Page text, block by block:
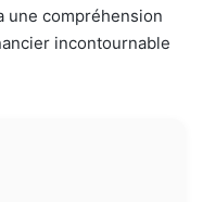
une compréhension
incontournable